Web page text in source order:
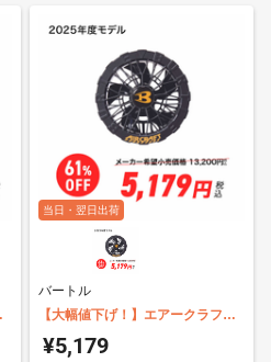
当日・翌日出荷
バートル
【大幅値下げ！】エアークラフト
専用ファンユニット バートル
AC09-1
¥5,179